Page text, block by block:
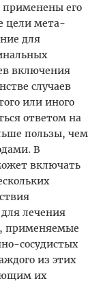
его
цели мета-
для
включения
случаев
или иного
ответом на
пользы, чем
В
включать
лечения
применяемые
сосудистых
из этих
их